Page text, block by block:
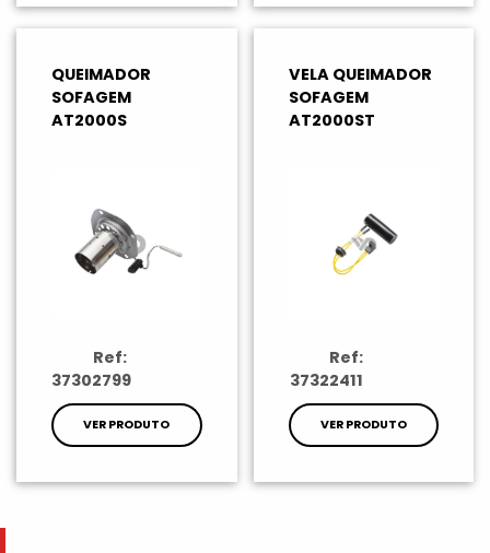
QUEIMADOR
SOFAGEM
AT2000S
Ref:
37302799
VER PRODUTO
VELA QUEIMADOR
SOFAGEM
AT2000ST
Ref:
37322411
VER PRODUTO